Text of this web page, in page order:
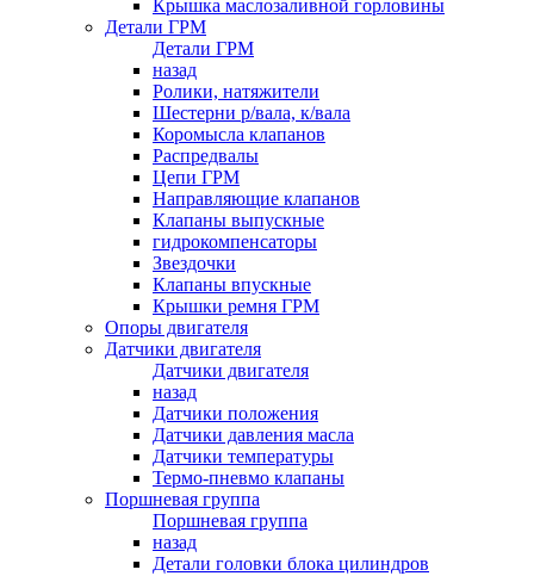
Крышка маслозаливной горловины
Детали ГРМ
Детали ГРМ
назад
Ролики, натяжители
Шестерни р/вала, к/вала
Коромысла клапанов
Распредвалы
Цепи ГРМ
Направляющие клапанов
Клапаны выпускные
гидрокомпенсаторы
Звездочки
Клапаны впускные
Крышки ремня ГРМ
Опоры двигателя
Датчики двигателя
Датчики двигателя
назад
Датчики положения
Датчики давления масла
Датчики температуры
Термо-пневмо клапаны
Поршневая группа
Поршневая группа
назад
Детали головки блока цилиндров